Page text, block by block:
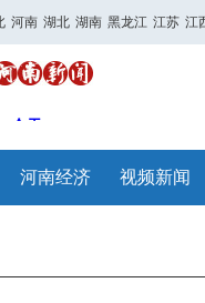
河南 湖北 湖南 黑龙江 江苏 江
河南经济 视频新闻